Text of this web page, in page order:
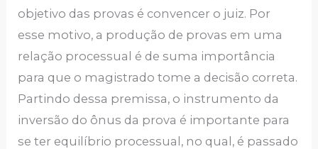
objetivo das provas é convencer o juiz. Por
esse motivo, a produção de provas em uma
relação processual é de suma importância
para que o magistrado tome a decisão correta.
Partindo dessa premissa, o instrumento da
inversão do ônus da prova é importante para
se ter equilíbrio processual, no qual, é passado